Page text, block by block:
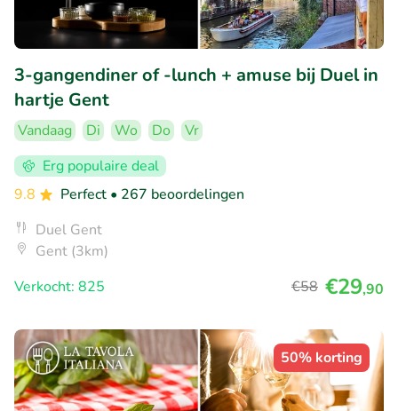
3-gangendiner of -lunch + amuse bij Duel in
hartje Gent
Vandaag Di Wo Do
Vr
Erg populaire deal
9.8
Perfect • 267 beoordelingen
Duel Gent
Gent (3km)
Verkocht: 825
€58 €29,90
50% korting